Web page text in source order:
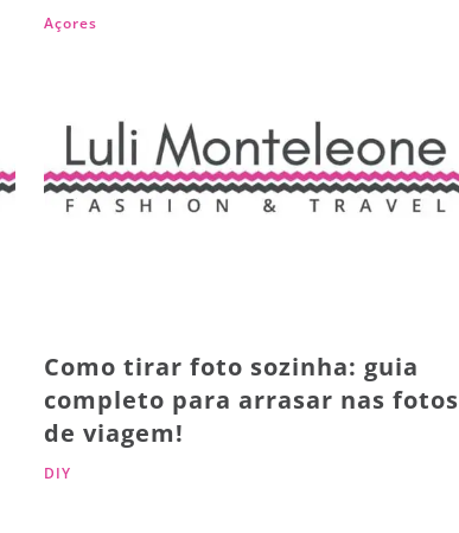
Açores
Como tirar foto sozinha: guia
completo para arrasar nas fotos
de viagem!
DIY